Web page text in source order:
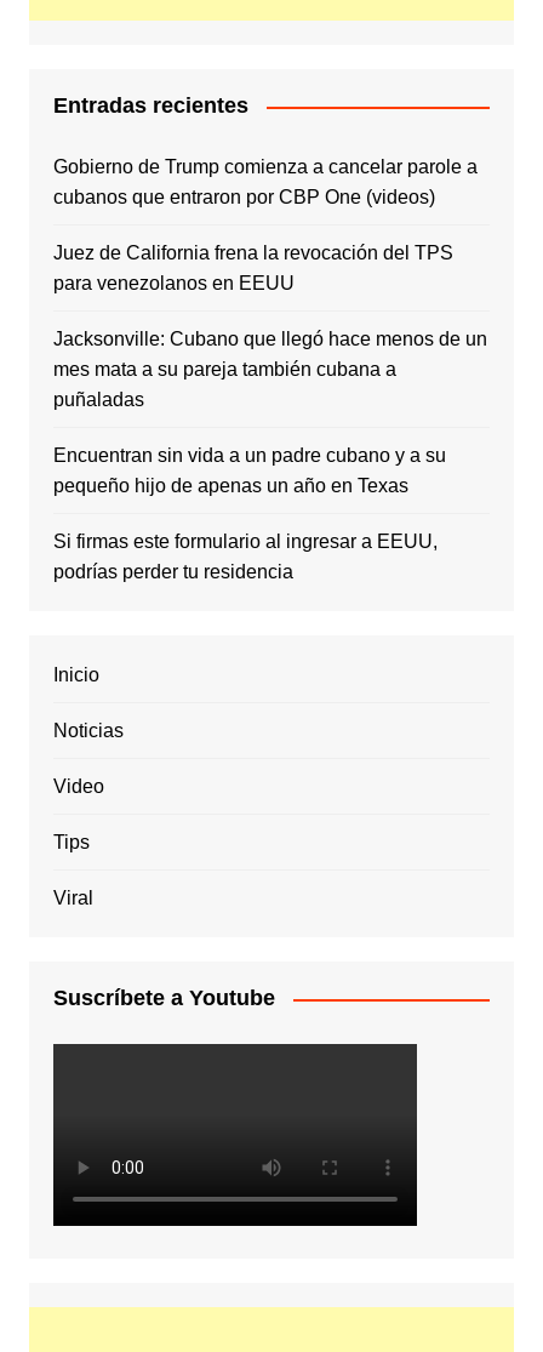
Entradas recientes
Gobierno de Trump comienza a cancelar parole a
cubanos que entraron por CBP One (videos)
Juez de California frena la revocación del TPS
para venezolanos en EEUU
Jacksonville: Cubano que llegó hace menos de un
mes mata a su pareja también cubana a
puñaladas
Encuentran sin vida a un padre cubano y a su
pequeño hijo de apenas un año en Texas
Si firmas este formulario al ingresar a EEUU,
podrías perder tu residencia
Inicio
Noticias
Video
Tips
Viral
Suscríbete a Youtube